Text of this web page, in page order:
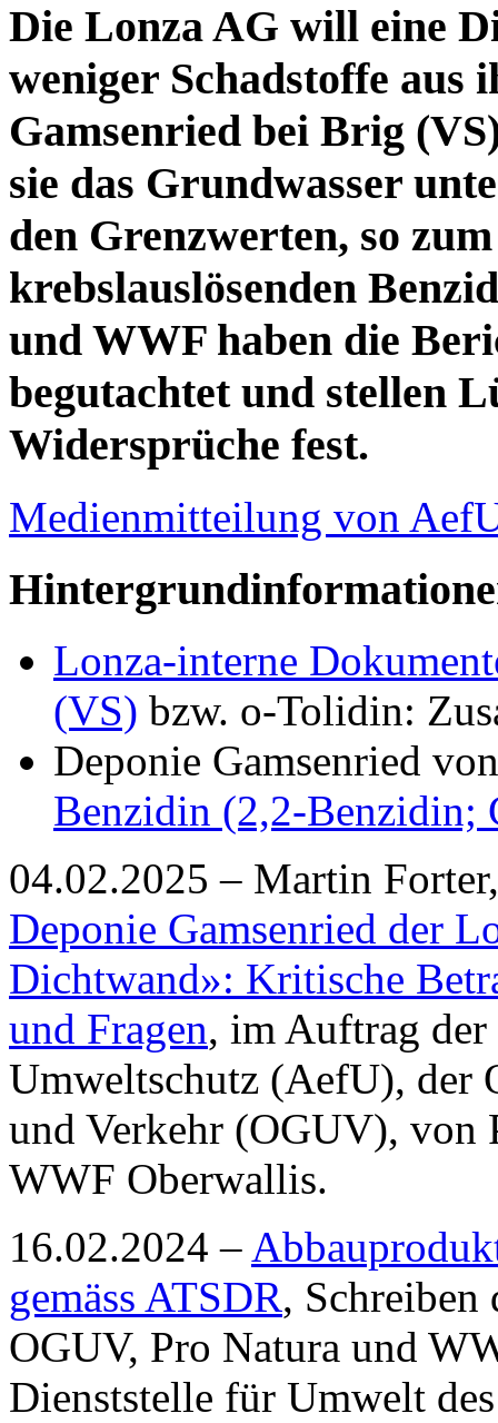
Die Lonza AG will eine
weniger Schadstoffe aus
Gamsenried bei Brig
sie das Grundwasser
den Grenzwerten, so
krebslauslösenden
und WWF haben die
begutachtet und stellen
Widersprüche fest.
Medienmitteilung von
Lonza-interne
(VS) bzw. o-Tolidin:
Deponie Gamsenried
Benzidin (2,2-Benzidin;
04.02.2025 – Martin
Deponie Gamsenried der
Dichtwand»: Kritische
und Fragen, im Auftrag
Umweltschutz (AefU), der
und Verkehr (OGUV), von
WWF Oberwallis.
16.02.2024 –
gemäss ATSDR,
OGUV, Pro Natura und
Dienststelle für Umwelt